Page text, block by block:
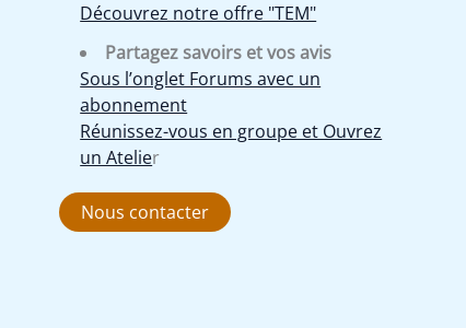
Découvrez notre offre "TEM"
Partagez savoirs et vos avis
Sous l’onglet Forums avec un
abonnement
Réunissez-vous en groupe et Ouvrez
un Atelier
Nous contacter